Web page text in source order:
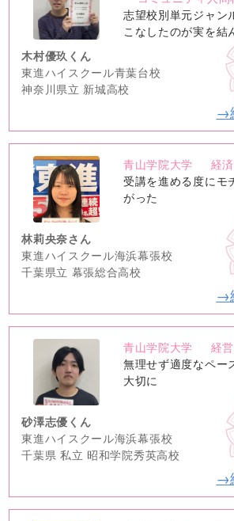
image
志望校別単元ジャン
こなしたのが実を結
木村優玖くん
東進ハイスクール青葉台校
神奈川県立 新城高校
→
no
image
青山学院大学
経
受講を進める度にモ
がった
林莉央奈さん
東進ハイスクール海浜幕張校
千葉県立 幕張総合高校
→
no
image
青山学院大学
経
無理せず適度なペー
大切に
砂澤志優くん
東進ハイスクール海浜幕張校
千葉県 私立 昭和学院秀英高校
→